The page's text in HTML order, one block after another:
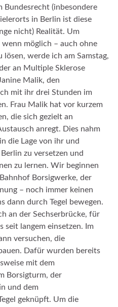
Bundesrecht (inbesondere
in Berlin ist diese
nicht) Realität. Um
wenn möglich – auch ohne
werde ich am Samstag,
an Multiple Sklerose
Malik, den
mit ihr drei Stunden im
Frau Malik hat vor kurzem
die sich gezielt an
anregt. Dies nahm
die Lage von ihr und
zu versetzen und
zu lernen. Wir beginnen
Borsigwerke, der
– noch immer keinen
dann durch Tegel bewegen.
an der Sechserbrücke, für
langem einsetzen. Im
versuchen, die
. Dafür wurden bereits
mit dem
Borsigturm, der
und dem
geknüpft. Um die